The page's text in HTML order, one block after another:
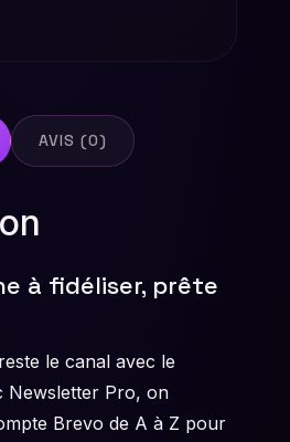
AVIS (0)
à fidéliser, prête
le canal avec le
Newsletter Pro, on
Brevo de A à Z pour